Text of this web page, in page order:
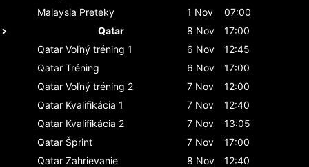
Malaysia Preteky 1 Nov
07:00
Qatar
8 Nov
17:00
Qatar Voľný tréning 1 6 Nov
12:45
Qatar Tréning 6 Nov
17:00
Qatar Voľný tréning 2 7 Nov
12:00
Qatar Kvalifikácia 1 7 Nov
12:40
Qatar Kvalifikácia 2 7 Nov
13:05
Qatar Šprint 7 Nov
17:00
Qatar Zahrievanie 8 Nov
12:40